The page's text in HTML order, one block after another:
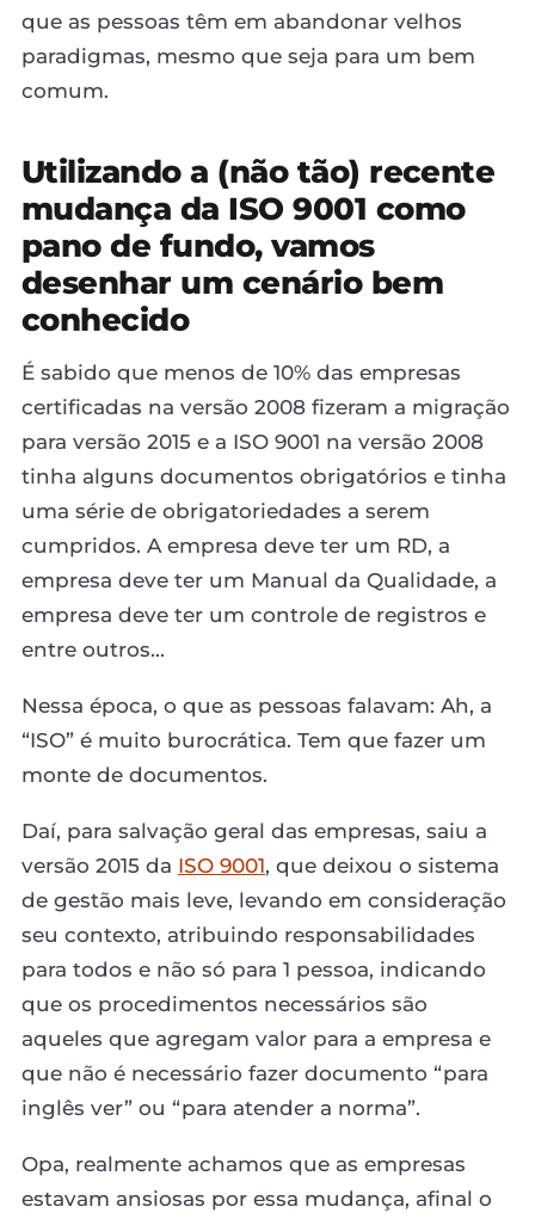
que as pessoas têm em abandonar velhos
paradigmas, mesmo que seja para um bem
comum.
Utilizando a (não tão) recente
mudança da ISO 9001 como
pano de fundo, vamos
desenhar um cenário bem
conhecido
É sabido que menos de 10% das empresas
certificadas na versão 2008 fizeram a migração
para versão 2015 e a ISO 9001 na versão 2008
tinha alguns documentos obrigatórios e tinha
uma série de obrigatoriedades a serem
cumpridos. A empresa deve ter um RD, a
empresa deve ter um Manual da Qualidade, a
empresa deve ter um controle de registros e
entre outros...
Nessa época, o que as pessoas falavam: Ah, a
“ISO” é muito burocrática. Tem que fazer um
monte de documentos.
Daí, para salvação geral das empresas, saiu a
versão 2015 da ISO 9001, que deixou o sistema
de gestão mais leve, levando em consideração
seu contexto, atribuindo responsabilidades
para todos e não só para 1 pessoa, indicando
que os procedimentos necessários são
aqueles que agregam valor para a empresa e
que não é necessário fazer documento “para
inglês ver” ou “para atender a norma”.
Opa, realmente achamos que as empresas
estavam ansiosas por essa mudança, afinal o